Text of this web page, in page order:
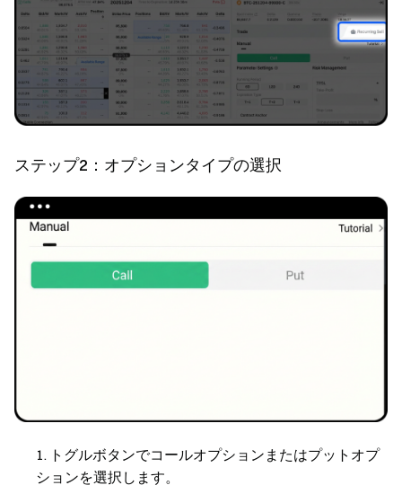
ステップ2：オプションタイプの選択
トグルボタンでコールオプションまたはプットオプ
ションを選択します。